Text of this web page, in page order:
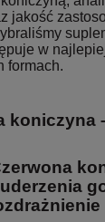
jakość
w
formach.
koniczyna